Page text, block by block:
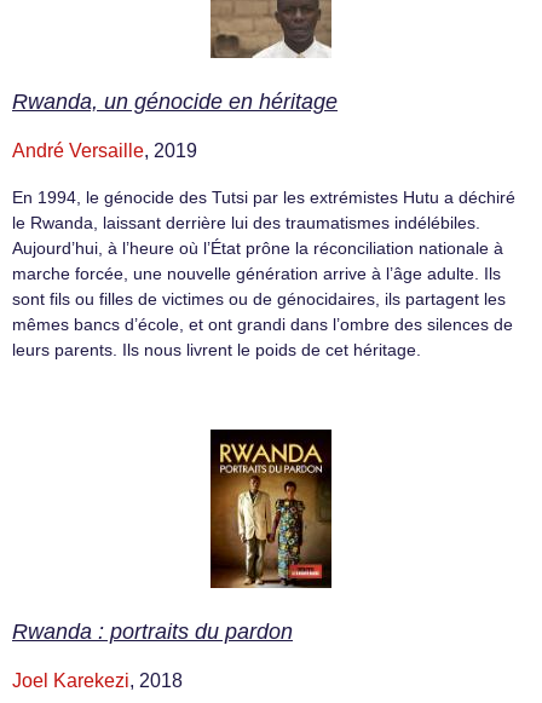
Rwanda, un génocide en héritage
André Versaille, 2019
En 1994, le génocide des Tutsi par les extrémistes Hutu a déchiré
le Rwanda, laissant derrière lui des traumatismes indélébiles.
Aujourd’hui, à l’heure où l’État prône la réconciliation nationale à
marche forcée, une nouvelle génération arrive à l’âge adulte. Ils
sont fils ou filles de victimes ou de génocidaires, ils partagent les
mêmes bancs d’école, et ont grandi dans l’ombre des silences de
leurs parents. Ils nous livrent le poids de cet héritage.
Rwanda : portraits du pardon
Joel Karekezi, 2018